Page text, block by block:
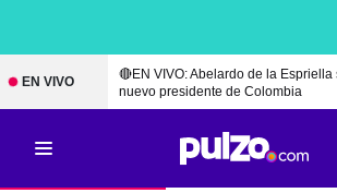
EN VIVO
🔴EN VIVO: Abelardo de la
nuevo presidente de Colombia